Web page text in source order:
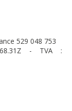
529 048 753
- TVA :